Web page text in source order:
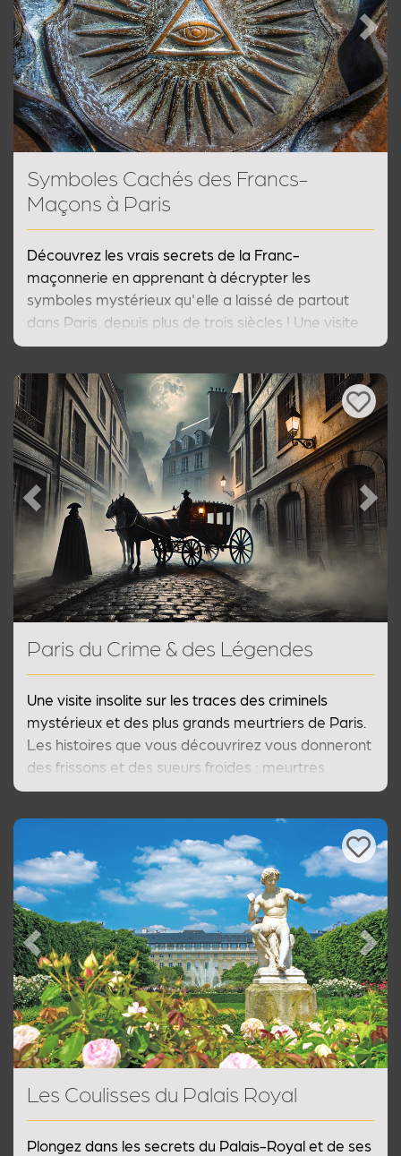
Previous Next
Symboles Cachés des Francs-
Maçons à Paris
Découvrez les vrais secrets de la Franc-
maçonnerie en apprenant à décrypter les
symboles mystérieux qu'elle a laissé de partout
dans Paris, depuis plus de trois siècles ! Une visite
guidée insolite du Paris des francs-maçons, sur les
Previous Next
Paris du Crime & des Légendes
Une visite insolite sur les traces des criminels
mystérieux et des plus grands meurtriers de Paris.
Les histoires que vous découvrirez vous donneront
des frissons et des sueurs froides : meurtres
machivéliques, assassins secrets, disparitions
Previous Next
Les Coulisses du Palais Royal
Plongez dans les secrets du Palais-Royal et de ses